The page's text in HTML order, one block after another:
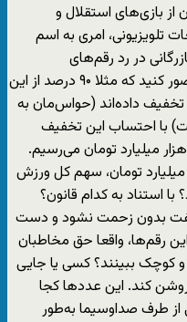
از بازی‌های استقلال و
تلویزیونی، امری به اسم
در رد رقم‌های
مطرح‌شده بیان می‌کنند. حالا بیایید تصور کنید که مثلا ۹۰ درصد از این
تخفیف داده‌اند (حواس‌مان به
با احتساب این تخفیف
میلیارد تومان می‌رسیم.
تومان، سهم کل ورزش
استناد به کدام قانون؟
بدون زحمت نشود و دست
رقم‌ها، واقعا حق مخاطبان
و کوچک ببینند؟ کسی یا جایی
کند. این عدد‌ها کجا
از طرف صداوسیما به‌طور